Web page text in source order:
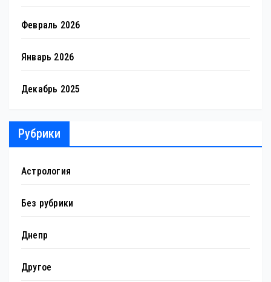
Февраль 2026
Январь 2026
Декабрь 2025
Рубрики
Астрология
Без рубрики
Днепр
Другое